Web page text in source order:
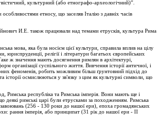
культурний (або етнографо-археологічний)”.
етносу, що заселяв Італію з давніх часів
И.Е. також працювали над темами етрусків, культура Рима
мова, яка була носієм цієї культури, справила вплив на цілу
релігії і літератури багатьох європейських
ж значення мають досягнення римлян в архітектурі,
організації суспільного життя. Вивчення історії античної, і
феноменів, робить можливим більш ґрунтовний підхід до
історії осмислюються у зв'язку з цим як культурні символи, що
Римська республіка та Римська імперія. Вони мають ще і
деякі римські царі були етрусками за походженням. Римська
(256 - 130 роки до нашої ери), епоха громадянських
рання імперія, або принципат (31 рік до нашої ери - II